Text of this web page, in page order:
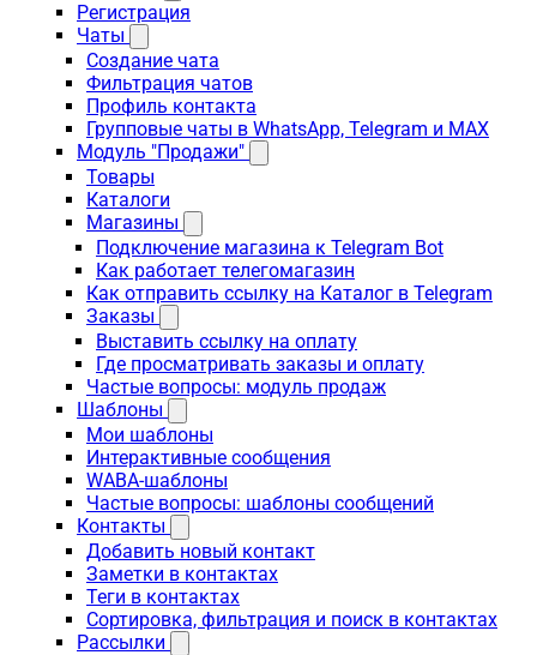
Регистрация
Чаты
Создание чата
Фильтрация чатов
Профиль контакта
Групповые чаты в WhatsApp, Telegram и MAX
Модуль "Продажи"
Товары
Каталоги
Магазины
Подключение магазина к Telegram Bot
Как работает телегомагазин
Как отправить ссылку на Каталог в Telegram
Заказы
Выставить ссылку на оплату
Где просматривать заказы и оплату
Частые вопросы: модуль продаж
Шаблоны
Мои шаблоны
Интерактивные сообщения
WABA-шаблоны
Частые вопросы: шаблоны сообщений
Контакты
Добавить новый контакт
Заметки в контактах
Теги в контактах
Сортировка, фильтрация и поиск в контактах
Рассылки